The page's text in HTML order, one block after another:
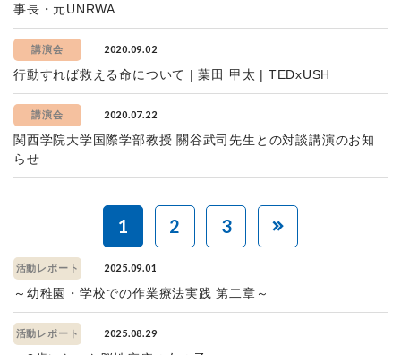
事長・元UNRWA...
講演会 2020.09.02
行動すれば救える命について | 葉田 甲太 | TEDxUSH
講演会 2020.07.22
関西学院大学国際学部教授 關谷武司先生との対談講演のお知
らせ
1 2 3
活動レポート 2025.09.01
～幼稚園・学校での作業療法実践 第二章～
活動レポート 2025.08.29